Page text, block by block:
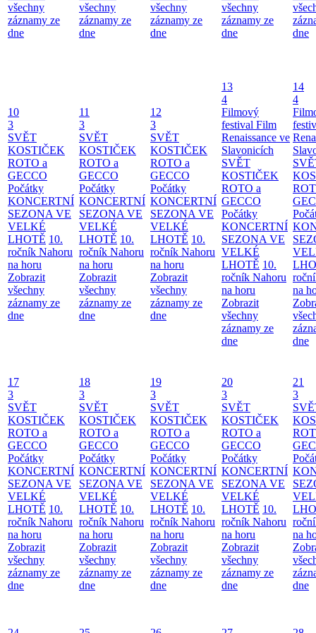
všechny
záznamy ze
dne
všechny
záznamy ze
dne
všechny
záznamy ze
dne
všechny
záznamy ze
dne
dne
10
3
SVĚT
KOSTIČEK
ROTO a
GECCO
Počátky
KONCERTNÍ
SEZONA VE
VELKÉ
LHOTĚ 10.
ročník Nahoru
na horu
Zobrazit
všechny
záznamy ze
dne
11
3
SVĚT
KOSTIČEK
ROTO a
GECCO
Počátky
KONCERTNÍ
SEZONA VE
VELKÉ
LHOTĚ 10.
ročník Nahoru
na horu
Zobrazit
všechny
záznamy ze
dne
12
3
SVĚT
KOSTIČEK
ROTO a
GECCO
Počátky
KONCERTNÍ
SEZONA VE
VELKÉ
LHOTĚ 10.
ročník Nahoru
na horu
Zobrazit
všechny
záznamy ze
dne
13
4
Filmový
festival Film
Renaissance ve
Slavonicích
SVĚT
KOSTIČEK
ROTO a
GECCO
Počátky
KONCERTNÍ
SEZONA VE
VELKÉ
LHOTĚ 10.
ročník Nahoru
na horu
Zobrazit
všechny
záznamy ze
dne
14
4
na
dne
17
3
SVĚT
KOSTIČEK
ROTO a
GECCO
Počátky
KONCERTNÍ
SEZONA VE
VELKÉ
LHOTĚ 10.
ročník Nahoru
na horu
Zobrazit
všechny
záznamy ze
dne
18
3
SVĚT
KOSTIČEK
ROTO a
GECCO
Počátky
KONCERTNÍ
SEZONA VE
VELKÉ
LHOTĚ 10.
ročník Nahoru
na horu
Zobrazit
všechny
záznamy ze
dne
19
3
SVĚT
KOSTIČEK
ROTO a
GECCO
Počátky
KONCERTNÍ
SEZONA VE
VELKÉ
LHOTĚ 10.
ročník Nahoru
na horu
Zobrazit
všechny
záznamy ze
dne
20
3
SVĚT
KOSTIČEK
ROTO a
GECCO
Počátky
KONCERTNÍ
SEZONA VE
VELKÉ
LHOTĚ 10.
ročník Nahoru
na horu
Zobrazit
všechny
záznamy ze
dne
21
3
na
dne